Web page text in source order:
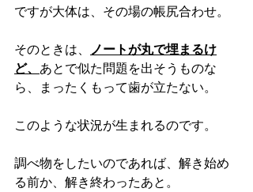
ですが大体は、その場の帳尻合わせ。
そのときは、 ノートが丸で埋まるけ
ど、あとで似た問題を出そうものな
ら、まったくもって歯が立たない。
このような状況が生まれるのです。
調べ物をしたいのであれば、解き始め
る前か、解き終わったあと。